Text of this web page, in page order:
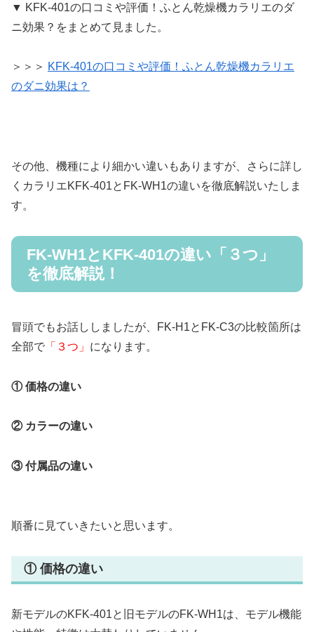
▼ KFK-401の口コミや評価！ふとん乾燥機カラリエのダ
ニ効果？をまとめて見ました。
＞＞＞ KFK-401の口コミや評価！ふとん乾燥機カラリエ
のダニ効果は？
その他、機種により細かい違いもありますが、さらに詳し
くカラリエKFK-401とFK-WH1の違いを徹底解説いたしま
す。
FK-WH1とKFK-401の違い「３つ」
を徹底解説！
冒頭でもお話ししましたが、FK-H1とFK-C3の比較箇所は
全部で 「３つ」 になります。
① 価格の違い
② カラーの違い
③ 付属品の違い
順番に見ていきたいと思います。
① 価格の違い
新モデルのKFK-401と旧モデルのFK-WH1は、モデル機能